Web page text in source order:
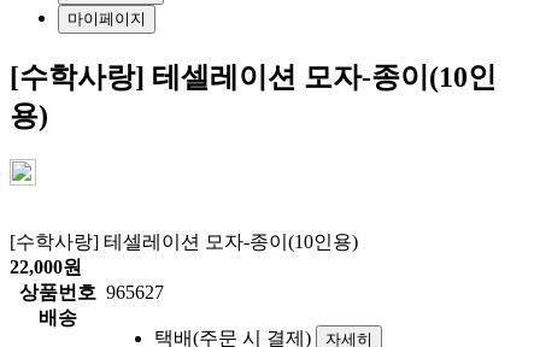
마이페이지
[수학사랑] 테셀레이션 모자-종이(10인
용)
[수학사랑] 테셀레이션 모자-종이(10인용)
22,000원
상품번호 965627
배송
택배(주문 시 결제)
자세히